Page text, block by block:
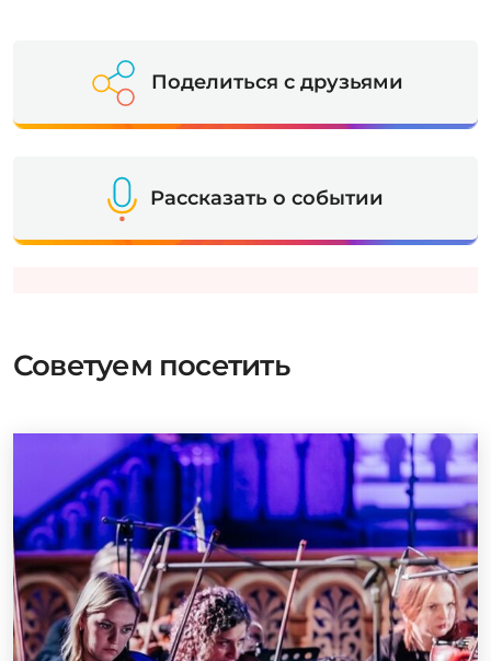
Поделиться с друзьями
Рассказать о событии
Советуем посетить